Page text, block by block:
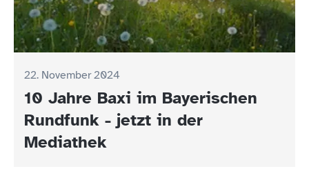
22. November 2024
10 Jahre Baxi im Bayerischen
Rundfunk - jetzt in der
Mediathek